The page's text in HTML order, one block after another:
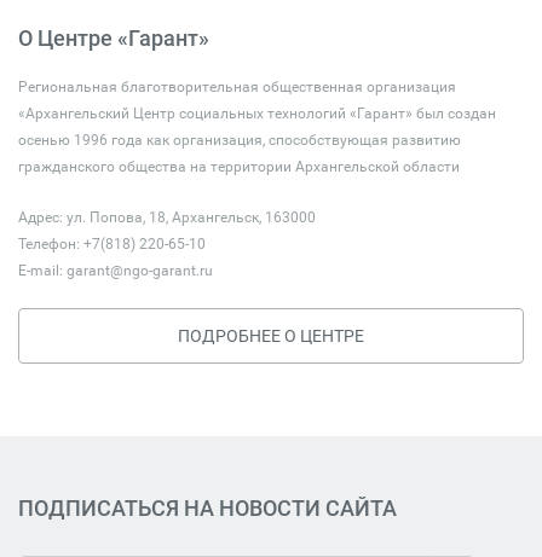
О Центре «Гарант»
Региональная благотворительная общественная организация
«Архангельский Центр социальных технологий «Гарант» был создан
осенью 1996 года как организация, способствующая развитию
гражданского общества на территории Архангельской области
Адрес: ул. Попова, 18, Архангельск, 163000
Телефон: +7(818) 220-65-10
E-mail: garant@ngo-garant.ru
ПОДРОБНЕЕ О ЦЕНТРЕ
ПОДПИСАТЬСЯ НА НОВОСТИ САЙТА